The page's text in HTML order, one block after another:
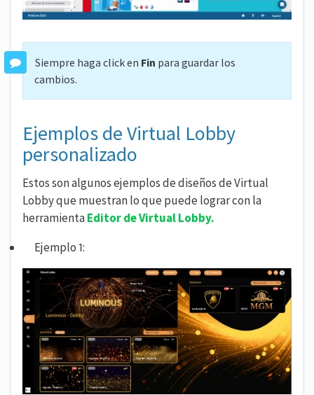
Siempre haga click en Fin para guardar los
cambios.
Ejemplos de Virtual Lobby
personalizado
Estos son algunos ejemplos de diseños de Virtual
Lobby que muestran lo que puede lograr con la
herramientaEditor de Virtual Lobby.
Ejemplo 1: